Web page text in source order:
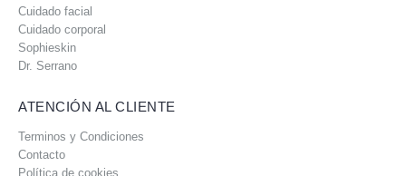
Cuidado facial
Cuidado corporal
Sophieskin
Dr. Serrano
ATENCIÓN AL CLIENTE
Terminos y Condiciones
Contacto
Política de cookies